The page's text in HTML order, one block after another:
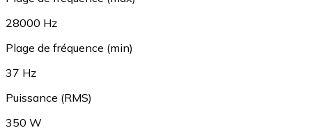
28000 Hz
Plage de fréquence (min)
37 Hz
Puissance (RMS)
350 W